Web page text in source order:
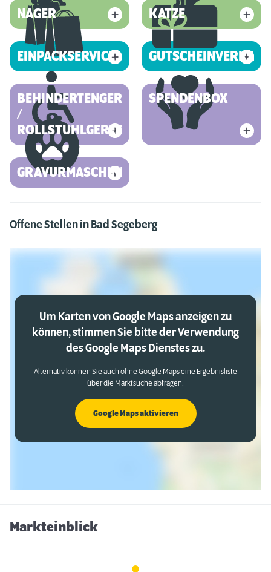
NAGER KATZE
EINPACKSERVICE GUTSCHEINVERKAUF
BEHINDERTENGERECHT
/
ROLLSTUHLGERECHT
SPENDENBOX
GRAVURMASCHINE
Offene Stellen in Bad Segeberg
Um Karten von Google Maps anzeigen zu
können, stimmen Sie bitte der Verwendung
des Google Maps Dienstes zu.
Alternativ können Sie auch ohne Google Maps eine Ergebnisliste
über die Marktsuche abfragen.
Google Maps aktivieren
Markteinblick